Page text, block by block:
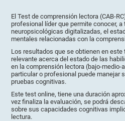
El Test de comprensión lectora (CAB-
profesional líder que permite conocer, a
neuropsicológicas digitalizadas, el
mentales relacionadas con la
Los resultados que se obtienen en
relevante acerca del estado de las
en la comprensión lectora (bajo-medio-
particular o profesional puede manejar
pruebas cognitivas.
Este test online, tiene una duración
vez finaliza la evaluación, se podrá
sobre sus capacidades cognitivas
lectura.